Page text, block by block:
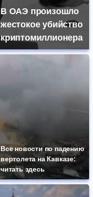
В ОАЭ произошло
жестокое убийство
криптомиллионера
Все новости по падению
вертолета на Кавказе:
читать здесь